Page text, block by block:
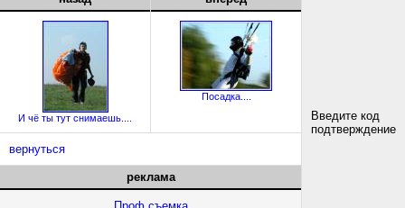
И чё ты тут снимаешь....
Посадка....
вернуться
реклама
Введите код
подтверждение